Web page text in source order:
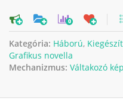
0
Kategória: Háború,
Grafikus novella
Mechanizmus: Váltakozó